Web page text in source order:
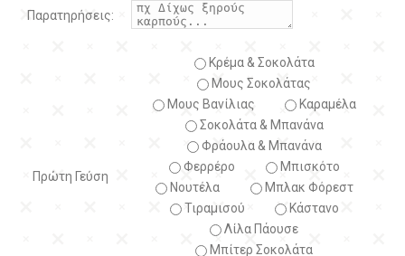
Παρατηρήσεις:
Πρώτη Γεύση
Κρέμα & Σοκολάτα
Μους Σοκολάτας
Μους Βανίλιας
Καραμέλα
Σοκολάτα & Μπανάνα
Φράουλα & Μπανάνα
Φερρέρο
Μπισκότο
Νουτέλα
Μπλακ Φόρεστ
Τιραμισού
Κάστανο
Λίλα Πάουσε
Μπίτερ Σοκολάτα